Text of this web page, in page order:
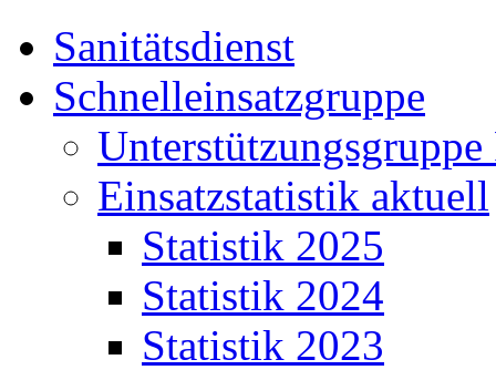
Sanitätsdienst
Schnelleinsatzgruppe
Einsatzstatistik aktuell
Statistik 2025
Statistik 2024
Statistik 2023